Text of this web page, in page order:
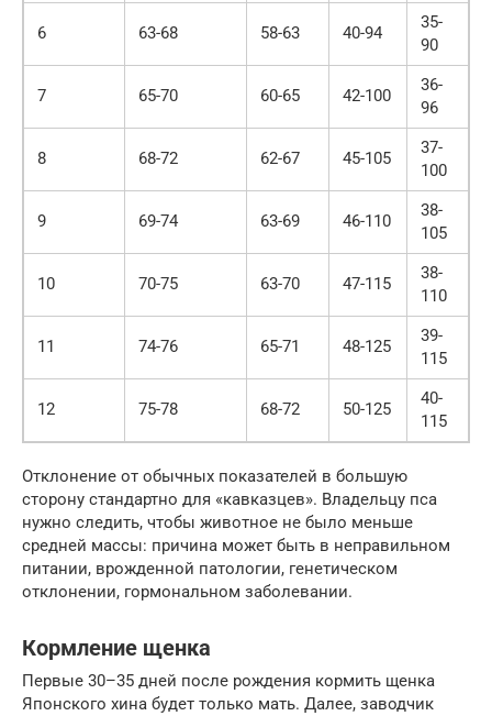
6 63-68 58-63 40-94
35-
90
7 65-70 60-65 42-100
36-
96
8 68-72 62-67 45-105
37-
100
9 69-74 63-69 46-110
38-
105
10 70-75 63-70 47-115
38-
110
11 74-76 65-71 48-125
39-
115
12 75-78 68-72 50-125
40-
115
Отклонение от обычных показателей в большую
сторону стандартно для «кавказцев». Владельцу пса
нужно следить, чтобы животное не было меньше
средней массы: причина может быть в неправильном
питании, врожденной патологии, генетическом
отклонении, гормональном заболевании.
Кормление щенка
Первые 30–35 дней после рождения кормить щенка
Японского хина будет только мать. Далее, заводчик